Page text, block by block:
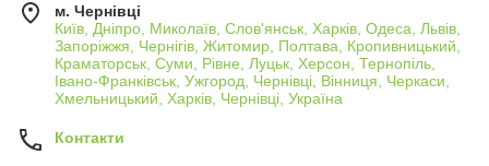
м. Чернівці
Київ, Дніпро, Миколаїв, Слов'янськ, Харків, Одеса, Львів,
Запоріжжя, Чернігів, Житомир, Полтава, Кропивницький,
Краматорськ, Суми, Рівне, Луцьк, Херсон, Тернопіль,
Івано-Франківськ, Ужгород, Чернівці, Вінниця, Черкаси,
Хмельницький, Харків, Чернівці, Україна
Контакти